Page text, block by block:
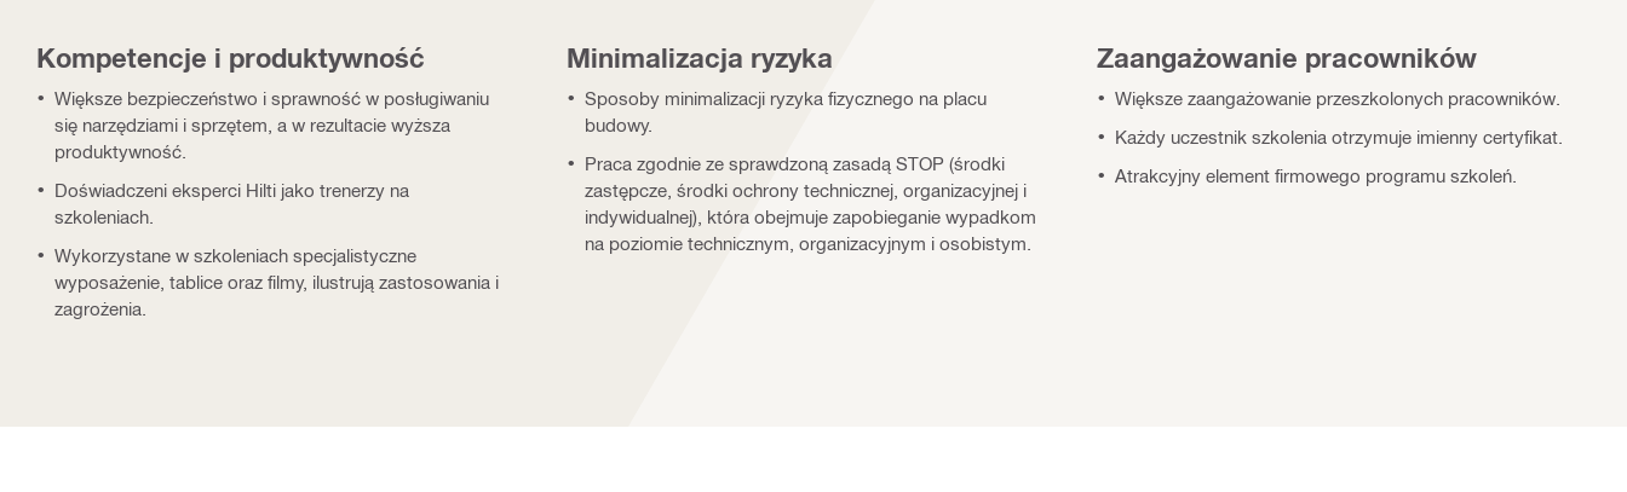
Kompetencje i produktywność
Większe bezpieczeństwo i sprawność w posługiwaniu
się narzędziami i sprzętem, a w rezultacie wyższa
produktywność.
Doświadczeni eksperci Hilti jako trenerzy na
szkoleniach.
Wykorzystane w szkoleniach specjalistyczne
wyposażenie, tablice oraz filmy, ilustrują zastosowania i
zagrożenia.
Minimalizacja ryzyka
Sposoby minimalizacji ryzyka fizycznego na placu
budowy.
Praca zgodnie ze sprawdzoną zasadą STOP (środki
zastępcze, środki ochrony technicznej, organizacyjnej i
indywidualnej), która obejmuje zapobieganie wypadkom
na poziomie technicznym, organizacyjnym i osobistym.
Zaangażowanie pracowników
Większe zaangażowanie przeszkolonych pracowników.
Każdy uczestnik szkolenia otrzymuje imienny certyfikat.
Atrakcyjny element firmowego programu szkoleń.